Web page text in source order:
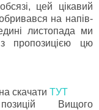
цей цікавий
на напів-
листопада ми
пропозицією цю
скачати ТУТ
Вищого